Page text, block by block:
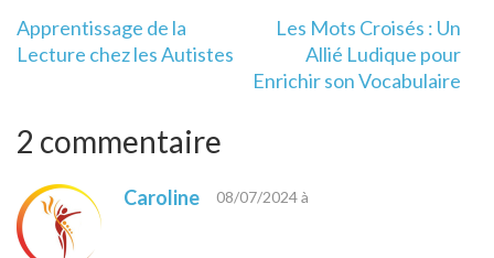
Navigation
de
Apprentissage de la
Lecture chez les Autistes
Les Mots Croisés : Un
Allié Ludique pour
Enrichir son Vocabulaire
2 commentaire
Caroline 08/07/2024 à